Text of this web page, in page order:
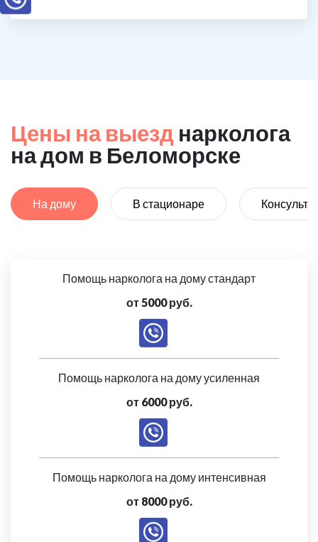
Цены на выезд нарколога
на дом в Беломорске
На дому В стационаре
Помощь нарколога на дому стандарт
от 5000 руб.
Помощь нарколога на дому усиленная
от 6000 руб.
Помощь нарколога на дому интенсивная
от 8000 руб.